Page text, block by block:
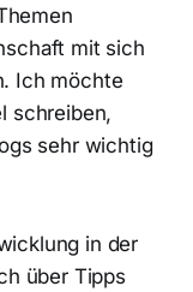
mit sich
Ich möchte
schreiben,
sehr wichtig
in der
über Tipps